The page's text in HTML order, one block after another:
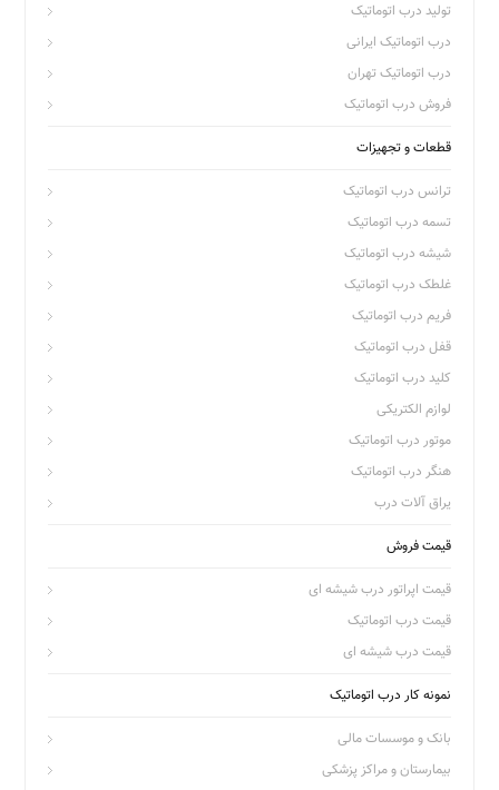
تولید درب اتوماتیک
درب اتوماتیک ایرانی
درب اتوماتیک تهران
فروش درب اتوماتیک
قطعات و تجهیزات
ترانس درب اتوماتیک
تسمه درب اتوماتیک
شیشه درب اتوماتیک
غلطک درب اتوماتیک
فریم درب اتوماتیک
قفل درب اتوماتیک
کلید درب اتوماتیک
لوازم الکتریکی
موتور درب اتوماتیک
هنگر درب اتوماتیک
یراق آلات درب
قیمت فروش
قیمت اپراتور درب شیشه ای
قیمت درب اتوماتیک
قیمت درب شیشه ای
نمونه کار درب اتوماتیک
بانک و موسسات مالی
بیمارستان و مراکز پزشکی